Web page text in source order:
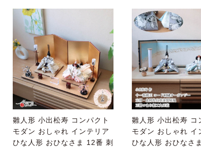
雛人形 小出松寿 コンパクト
モダン おしゃれ インテリア
ひな人形 おひなさま 12番 刺
雛人形 小出松寿 コ
モダン おしゃれ イ
ひな人形 おひなさ